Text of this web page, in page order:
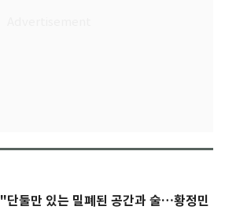
"단둘만 있는 밀폐된 공간과 술…황정민